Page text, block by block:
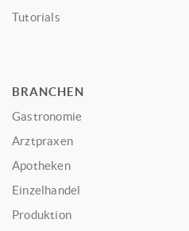
Tutorials
BRANCHEN
Gastronomie
Arztpraxen
Apotheken
Einzelhandel
Produktion